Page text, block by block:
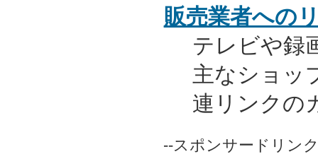
販売業者への
テレビや録
主なショッ
連リンクの
--スポンサードリン